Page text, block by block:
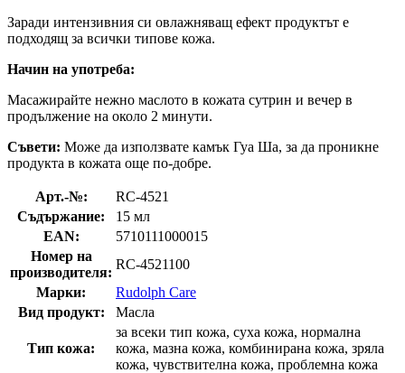
Заради интензивния си овлажняващ ефект продуктът е
подходящ за всички типове кожа.
Начин на употреба:
Масажирайте нежно маслото в кожата сутрин и вечер в
продължение на около 2 минути.
Съвети: Може да използвате камък Гуа Ша, за да проникне
продукта в кожата още по-добре.
Арт.-№:
RC-4521
Съдържание:
15 мл
EAN:
5710111000015
Номер на
производителя:
RC-4521100
Марки:
Rudolph Care
Вид продукт:
Масла
Тип кожа:
за всеки тип кожа, суха кожа, нормална
кожа, мазна кожа, комбинирана кожа, зряла
кожа, чувствителна кожа, проблемна кожа